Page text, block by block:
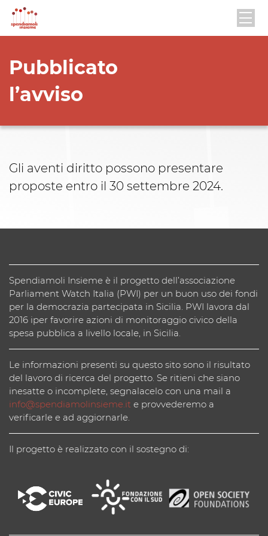
Pubblicato
l’avviso
Gli aventi diritto possono presentare
proposte entro il 30 settembre 2024.
Spendiamoli Insieme è il progetto dell’associazione
Parliament Watch Italia (PWI) per un buon uso dei fondi
per la democrazia partecipata in Sicilia. PWI lavora dal
2016 iper favorire azioni di monitoraggio civico della
spesa pubblica a livello locale, in Sicilia.
Le informazioni presenti su questo sito sono il risultato
del lavoro di ricerca del progetto. Se ritieni che siano
inesatte o incomplete, segnalacelo con una mail a
info@spendiamolinsieme.it e provvederemo a
verificarle e ad aggiornarle.
Il progetto è realizzato con il sostegno di: